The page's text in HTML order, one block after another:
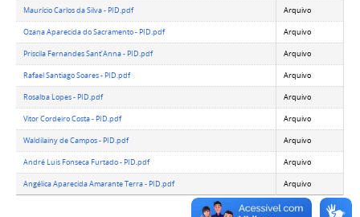
Maurício Carlos da Silva - PID.pdf Arquivo
Ozana Aparecida do Sacramento - PID.pdf Arquivo
Priscila Fernandes Sant’Anna - PID.pdf Arquivo
Rafael Santiago Soares - PID.pdf Arquivo
Rosalba Lopes - PID.pdf Arquivo
Vitor Cordeiro Costa - PID.pdf Arquivo
Waldilainy de Campos - PID.pdf Arquivo
André Luis Fonseca Furtado - PID.pdf Arquivo
Angélica Aparecida Amarante Terra - PID.pdf Arquivo